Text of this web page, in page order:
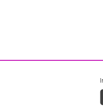
Facebook da
ao Instagram